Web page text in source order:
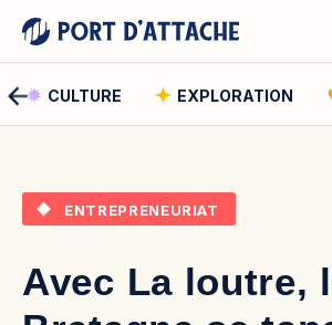
CULTURE EXPLORATION
Comment pouvons-nous vous
ENTREPRENEURIAT
Avec La loutre,